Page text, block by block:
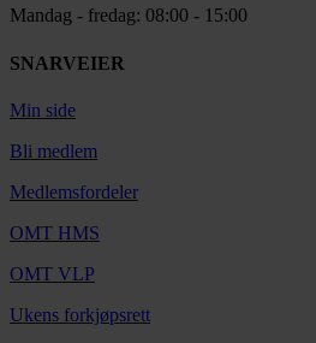
Mandag - fredag: 08:00 - 15:00
SNARVEIER
Min side
Bli medlem
Medlemsfordeler
OMT HMS
OMT VLP
Ukens forkjøpsrett